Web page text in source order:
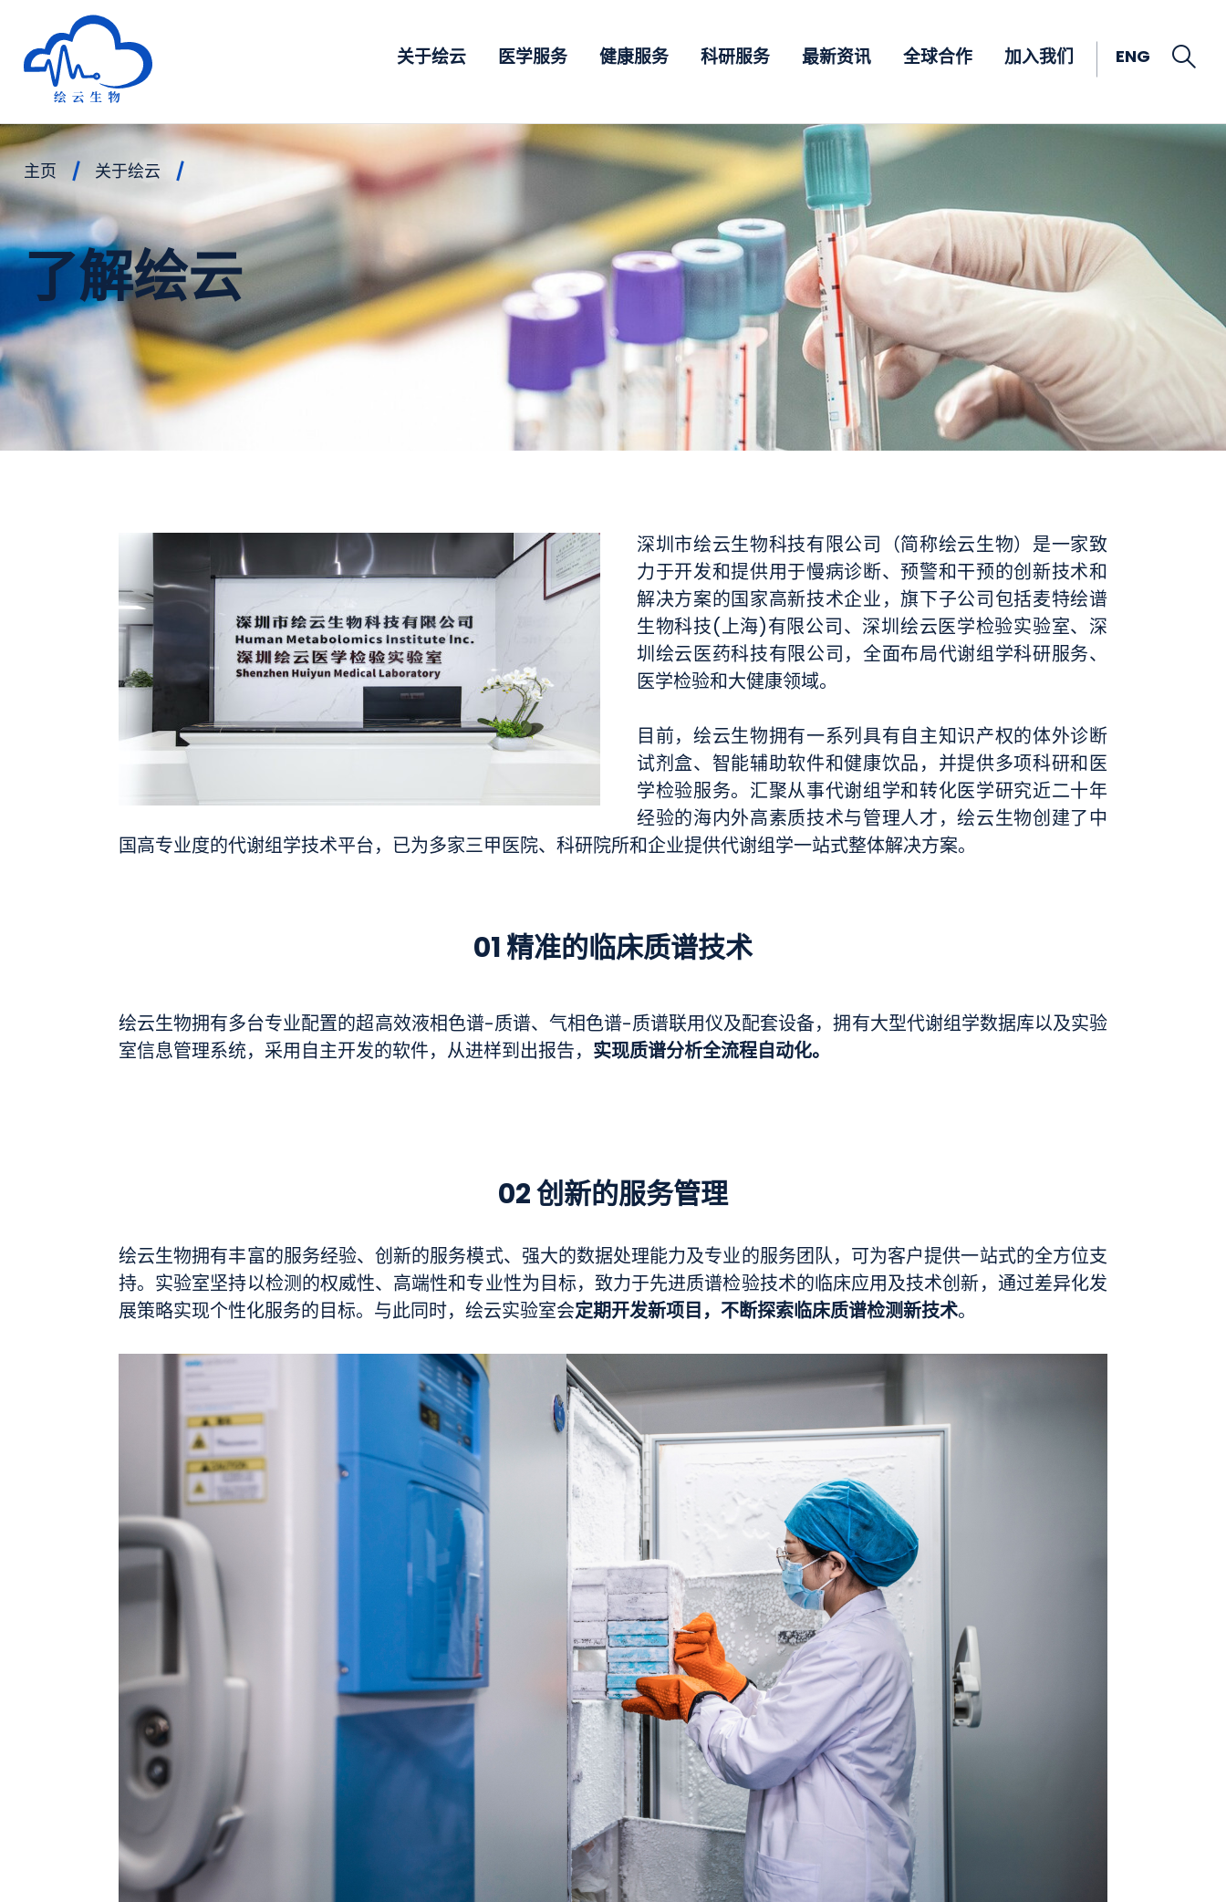
深圳市绘云生物科技有限公司
关于绘云 医学服务 健康服务 科研服务 最新资讯 全球合作 加入我们 ENG
主页 关于绘云
了解绘云
深圳市绘云生物科技有限公司（简称绘云生物）是一家致
力于开发和提供用于慢病诊断、预警和干预的创新技术和
解决方案的国家高新技术企业，旗下子公司包括麦特绘谱
生物科技(上海)有限公司、深圳绘云医学检验实验室、深
圳绘云医药科技有限公司，全面布局代谢组学科研服务、
医学检验和大健康领域。
目前，绘云生物拥有一系列具有自主知识产权的体外诊断
试剂盒、智能辅助软件和健康饮品，并提供多项科研和医
学检验服务。汇聚从事代谢组学和转化医学研究近二十年
经验的海内外高素质技术与管理人才，绘云生物创建了中
国高专业度的代谢组学技术平台，已为多家三甲医院、科研院所和企业提供代谢组学一站式整体解决方案。
01 精准的临床质谱技术
绘云生物拥有多台专业配置的超高效液相色谱-质谱、气相色谱-质谱联用仪及配套设备，拥有大型代谢组学数据库以及实验
室信息管理系统，采用自主开发的软件，从进样到出报告， 实现质谱分析全流程自动化。
02 创新的服务管理
绘云生物拥有丰富的服务经验、创新的服务模式、强大的数据处理能力及专业的服务团队，可为客户提供一站式的全方位支
持。实验室坚持以检测的权威性、高端性和专业性为目标，致力于先进质谱检验技术的临床应用及技术创新，通过差异化发
展策略实现个性化服务的目标。与此同时，绘云实验室会定期开发新项目，不断探索临床质谱检测新技术。